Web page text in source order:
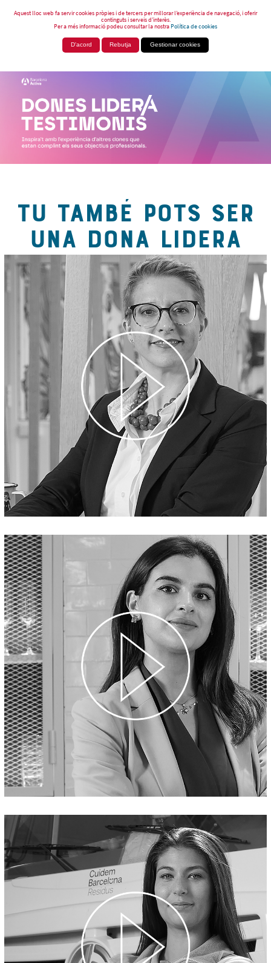
Aquest lloc web fa servir cookies pròpies i de tercers per millorar l’experiència de navegació, i oferir
continguts i serveis d’interès.
Per a més informació podeu consultar la nostraPolítica de cookies
D'acord Rebutja Gestionar cookies
TU TAMBÉ POTS SER
UNA DONA LIDERA